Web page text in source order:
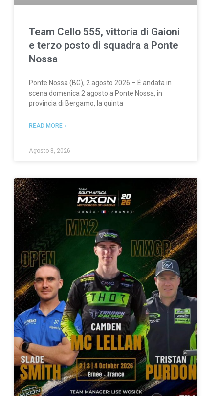
Team Cello 555, vittoria di Gaioni
e terzo posto di squadra a Ponte
Nossa
Ponte Nossa (BG), 2 agosto 2026 – È andata in
scena domenica 2 agosto a Ponte Nossa, in
provincia di Bergamo, la quinta
READ MORE »
Agosto 8, 2026